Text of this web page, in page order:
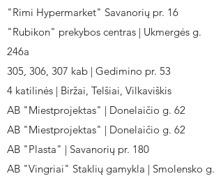
"Rimi Hypermarket" Savanorių pr. 16
"Rubikon" prekybos centras | Ukmergės g.
246a
305, 306, 307 kab | Gedimino pr. 53
4 katilinės | Biržai, Telšiai, Vilkaviškis
AB "Miestprojektas" | Donelaičio g. 62
AB "Miestprojektas" | Donelaičio g. 62
AB "Plasta" | Savanorių pr. 180
AB "Vingriai" Staklių gamykla | Smolensko g.